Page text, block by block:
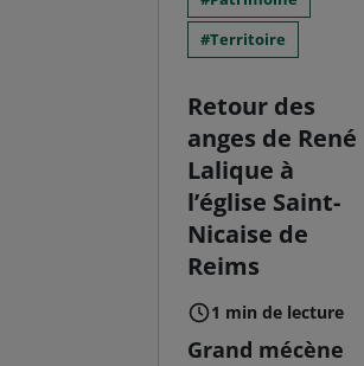
Territoire
Retour des
anges de René
Lalique à
l’église Saint-
Nicaise de
Reims
1 min de lecture
Grand mécène